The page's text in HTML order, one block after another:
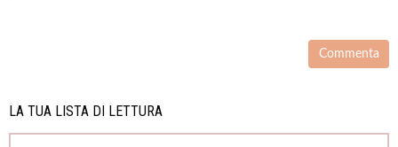
LA TUA LISTA DI LETTURA